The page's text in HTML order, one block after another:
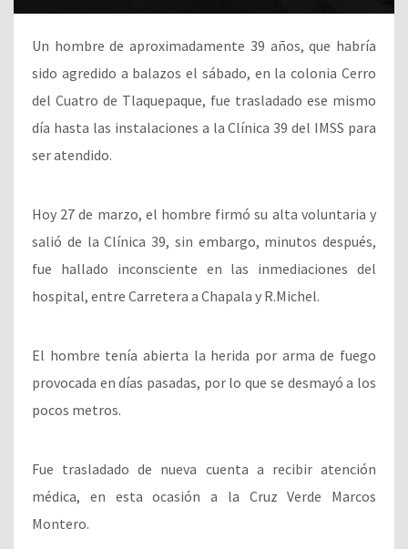
Un hombre de aproximadamente 39 años, que habría
sido agredido a balazos el sábado, en la colonia Cerro
del Cuatro de Tlaquepaque, fue trasladado ese mismo
día hasta las instalaciones a la Clínica 39 del IMSS para
ser atendido.
Hoy 27 de marzo, el hombre firmó su alta voluntaria y
salió de la Clínica 39, sin embargo, minutos después,
fue hallado inconsciente en las inmediaciones del
hospital, entre Carretera a Chapala y R.Michel.
El hombre tenía abierta la herida por arma de fuego
provocada en días pasadas, por lo que se desmayó a los
pocos metros.
Fue trasladado de nueva cuenta a recibir atención
médica, en esta ocasión a la Cruz Verde Marcos
Montero.